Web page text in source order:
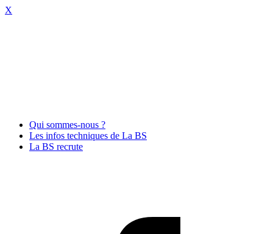
X
Qui sommes-nous ?
Les infos techniques de La BS
La BS recrute